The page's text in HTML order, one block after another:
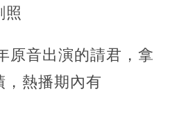
照
原音出演的請君，拿
，熱播期內有